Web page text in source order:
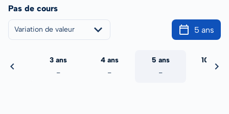
Pas de cours
Variation de valeur 5 ans
3 ans
-
4 ans
-
5 ans
-
10 ans